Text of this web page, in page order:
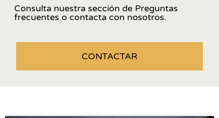
Consulta nuestra sección de Preguntas
frecuentes o contacta con nosotros.
CONTACTAR